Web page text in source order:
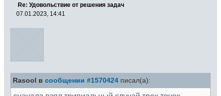
Re: Удовольствие от решения задач
07.01.2023, 14:41
Rasool в сообщении #1570424 писал(а):